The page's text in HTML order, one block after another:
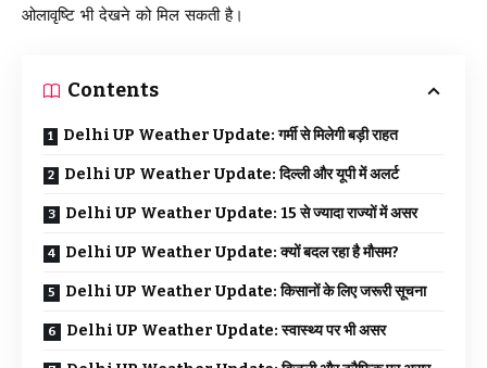
ओलावृष्टि भी देखने को मिल सकती है।
Contents
Delhi UP Weather Update: गर्मी से मिलेगी बड़ी राहत
Delhi UP Weather Update: दिल्ली और यूपी में अलर्ट
Delhi UP Weather Update: 15 से ज्यादा राज्यों में असर
Delhi UP Weather Update: क्यों बदल रहा है मौसम?
Delhi UP Weather Update: किसानों के लिए जरूरी सूचना
Delhi UP Weather Update: स्वास्थ्य पर भी असर